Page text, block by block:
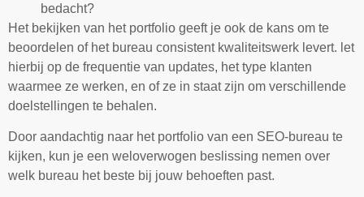
bedacht?
Het bekijken van het portfolio geeft je ook de kans om te
beoordelen of het bureau consistent kwaliteitswerk levert. let
hierbij op de frequentie van updates, het type klanten
waarmee ze werken, en of ze in staat zijn om verschillende
doelstellingen te behalen.
Door aandachtig naar het portfolio van een SEO-bureau te
kijken, kun je een weloverwogen beslissing nemen over
welk bureau het beste bij jouw behoeften past.